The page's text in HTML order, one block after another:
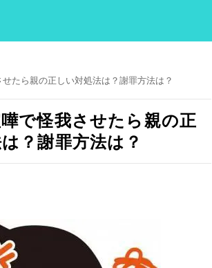
たら親の正しい対処法は？謝罪方法は？
で怪我させたら親の正
？謝罪方法は？